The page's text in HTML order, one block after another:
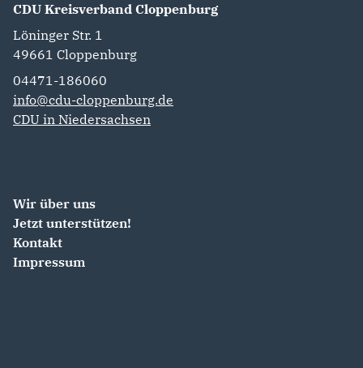
CDU Kreisverband Cloppenburg
Löninger Str. 1
49661 Cloppenburg
04471-186060
info@cdu-cloppenburg.de
CDU in Niedersachsen
Wir über uns
Jetzt unterstützen!
Kontakt
Impressum